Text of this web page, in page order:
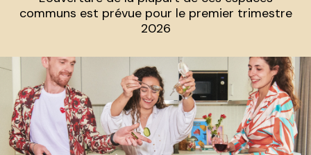
communs est prévue pour le premier trimestre
2026